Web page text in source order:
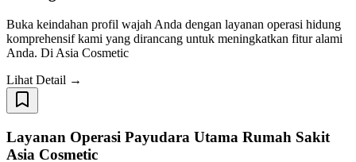
Buka keindahan profil wajah Anda dengan layanan operasi hidung
komprehensif kami yang dirancang untuk meningkatkan fitur alami
Anda. Di Asia Cosmetic
Lihat Detail →
Layanan Operasi Payudara Utama Rumah Sakit
Asia Cosmetic